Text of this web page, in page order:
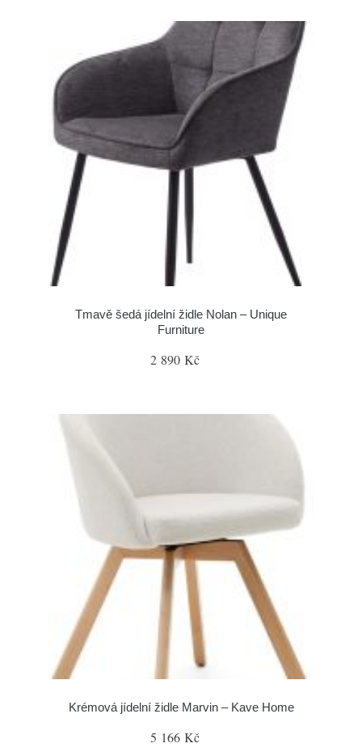
Tmavě šedá jídelní židle Nolan – Unique
Furniture
2 890 Kč
Krémová jídelní židle Marvin – Kave Home
5 166 Kč